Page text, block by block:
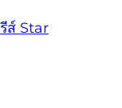
ส์ Star